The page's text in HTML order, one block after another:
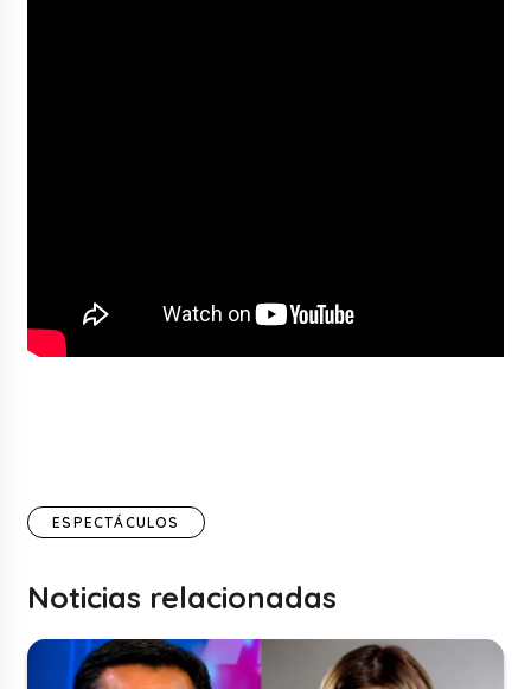
ESPECTÁCULOS
Noticias relacionadas